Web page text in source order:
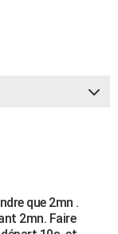
que 2mn .
2mn. Faire